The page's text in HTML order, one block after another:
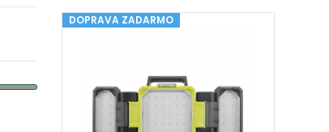
DOPRAVA ZADARMO